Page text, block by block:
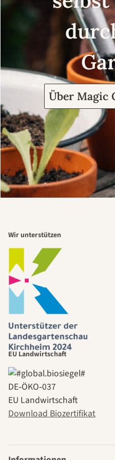
Über Magic
Wir unterstützen
EU Landwirtschaft
DE‑ÖKO‑037
EU Landwirtschaft
Download Biozertifikat